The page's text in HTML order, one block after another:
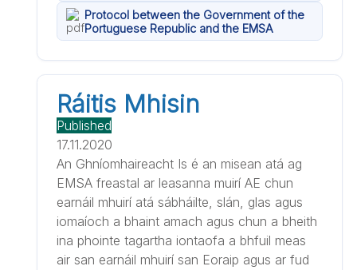
Protocol between the Government of the
Portuguese Republic and the EMSA
Ráitis Mhisin
Published
17.11.2020
An Ghníomhaireacht Is é an misean atá ag
EMSA freastal ar leasanna muirí AE chun
earnáil mhuirí atá sábháilte, slán, glas agus
iomaíoch a bhaint amach agus chun a bheith
ina phointe tagartha iontaofa a bhfuil meas
air san earnáil mhuirí san Eoraip agus ar fud